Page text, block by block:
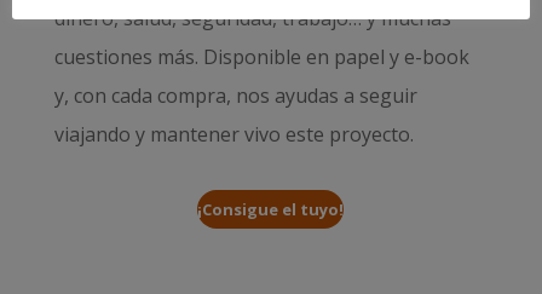
dinero, salud, seguridad, trabajo… y muchas
cuestiones más. Disponible en papel y e-book
y, con cada compra, nos ayudas a seguir
viajando y mantener vivo este proyecto.
¡Consigue el tuyo!